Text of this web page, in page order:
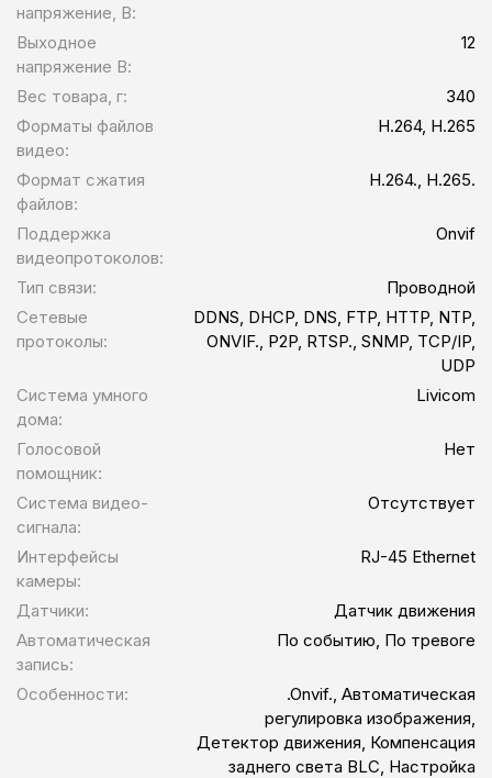
напряжение, В:
Выходное
напряжение В:
12
Вес товара, г:
340
Форматы файлов
видео:
H.264, H.265
Формат сжатия
файлов:
H.264., H.265.
Поддержка
видеопротоколов:
Onvif
Тип связи:
Проводной
Сетевые
протоколы:
DDNS, DHCP, DNS, FTP, HTTP, NTP,
ONVIF., P2P, RTSP., SNMP, TCP/IP,
UDP
Система умного
дома:
Livicom
Голосовой
помощник:
Нет
Система видео-
сигнала:
Отсутствует
Интерфейсы
камеры:
RJ-45 Ethernet
Датчики:
Датчик движения
Автоматическая
запись:
По событию, По тревоге
Особенности:
.Onvif., Автоматическая
регулировка изображения,
Детектор движения, Компенсация
заднего света BLC, Настройка